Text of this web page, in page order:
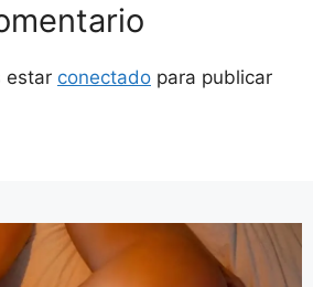
estar conectado para publicar